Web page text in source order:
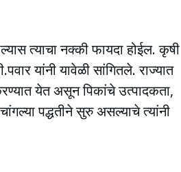
त्याचा नक्की फायदा होईल. कृषी
यांनी यावेळी सांगितले. राज्यात
येत असून पिकांचे उत्पादकता,
पद्धतीने सुरु असल्याचे त्यांनी